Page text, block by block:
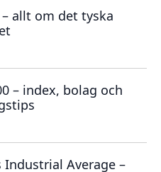
allt om det tyska
– index, bolag och
Industrial Average –